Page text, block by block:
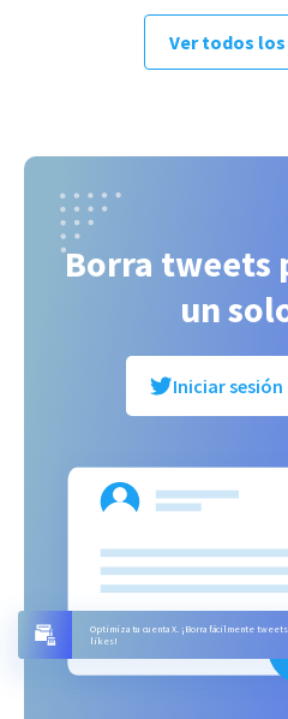
Optimiza tu cuenta X. ¡Borra fácilmente
likes!
Ver todos
Borra tweets
un
Iniciar